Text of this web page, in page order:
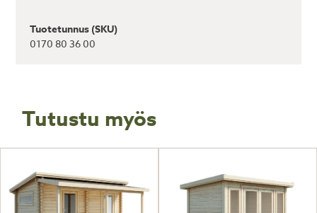
Tuotetunnus (SKU)
0170 80 36 00
Tutustu myös